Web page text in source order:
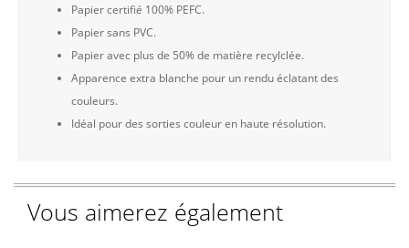
Papier certifié 100% PEFC.
Papier sans PVC.
Papier avec plus de 50% de matière recylclée.
Apparence extra blanche pour un rendu éclatant des
couleurs.
Idéal pour des sorties couleur en haute résolution.
Vous aimerez également